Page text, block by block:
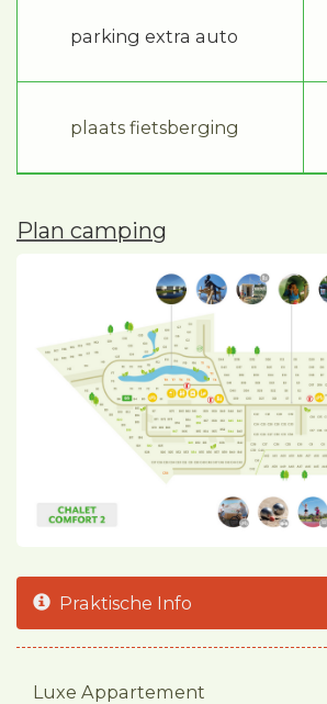
parking extra auto
plaats fietsberging
Plan camping
Praktische Info
Luxe Appartement